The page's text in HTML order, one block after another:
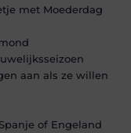
met Moederdag
aan als ze willen
of Engeland